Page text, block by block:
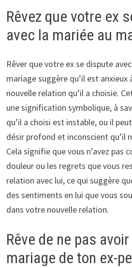
Rêvez que votre ex
avec la mariée au
Rêver que votre ex se dispute
mariage suggère qu’il est anxieux
nouvelle relation qu’il a choisie.
une signification symbolique, à
qu’il a choisi est instable, ou il
désir profond et inconscient qu’il
Cela signifie que vous n’avez pas
douleur ou les regrets que vous
relation avec lui, ce qui suggère
des sentiments en lui que vous
dans votre nouvelle relation.
Rêve de ne pas
mariage de ton ex-